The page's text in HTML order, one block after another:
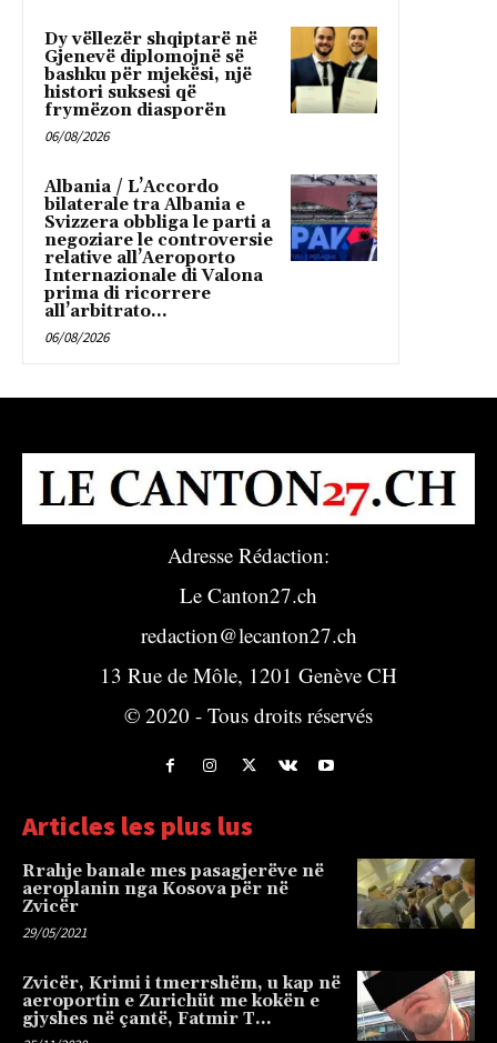
Dy vëllezër shqiptarë në
Gjenevë diplomojnë së
bashku për mjekësi, një
histori suksesi që
frymëzon diasporën
06/08/2026
Albania / L’Accordo
bilaterale tra Albania e
Svizzera obbliga le parti a
negoziare le controversie
relative all’Aeroporto
Internazionale di Valona
prima di ricorrere
all’arbitrato...
06/08/2026
Adresse Rédaction:
Le Canton27.ch
redaction@lecanton27.ch
13 Rue de Môle, 1201 Genève CH
© 2020 - Tous droits réservés
Articles les plus lus
Rrahje banale mes pasagjerëve në
aeroplanin nga Kosova për në
Zvicër
29/05/2021
Zvicër, Krimi i tmerrshëm, u kap në
aeroportin e Zurichüt me kokën e
gjyshes në çantë, Fatmir T…